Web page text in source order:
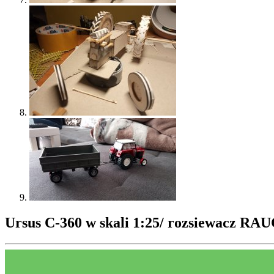
Ursus C-360 w skali 1:25/ rozsiewacz